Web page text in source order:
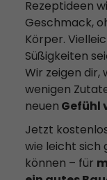
Rezeptideen
Geschmack,
Körper.
Süßigkeiten
Wir zeigen dir,
wenigen
neuen Gefühl
Jetzt
wie leicht sich
können – für